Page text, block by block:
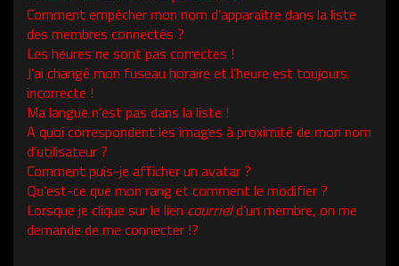
Comment empêcher mon nom d’apparaître dans la liste
des membres connectés ?
Les heures ne sont pas correctes !
J’ai changé mon fuseau horaire et l’heure est toujours
incorrecte !
Ma langue n’est pas dans la liste !
A quoi correspondent les images à proximité de mon nom
d’utilisateur ?
Comment puis-je afficher un avatar ?
Qu’est-ce que mon rang et comment le modifier ?
Lorsque je clique sur le lien courrield’un membre, on me
demande de me connecter !?